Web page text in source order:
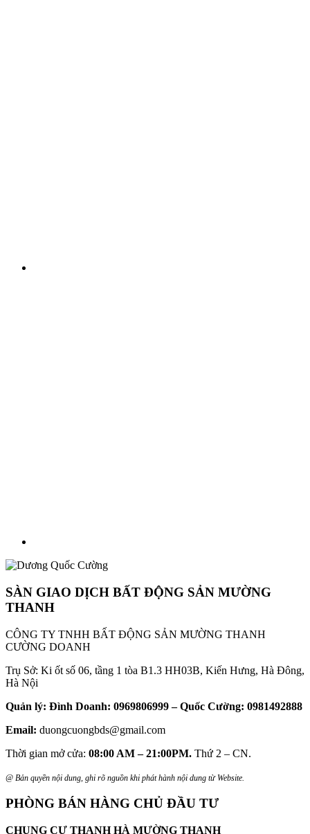
SÀN GIAO DỊCH BẤT ĐỘNG SẢN MƯỜNG
THANH
CÔNG TY TNHH BẤT ĐỘNG SẢN MƯỜNG THANH
CƯỜNG DOANH
Trụ Sở: Ki ốt số 06, tầng 1 tòa B1.3 HH03B, Kiến Hưng, Hà Đông,
Hà Nội
Quản lý: Đình Doanh: 0969806999 – Quốc Cường: 0981492888
Email: duongcuongbds@gmail.com
Thời gian mở cửa: 08:00 AM – 21:00PM. Thứ 2 – CN.
@ Bản quyền nội dung, ghi rõ nguồn khi phát hành nội dung từ Website.
PHÒNG BÁN HÀNG CHỦ ĐẦU TƯ
CHUNG CƯ THANH HÀ MƯỜNG THANH